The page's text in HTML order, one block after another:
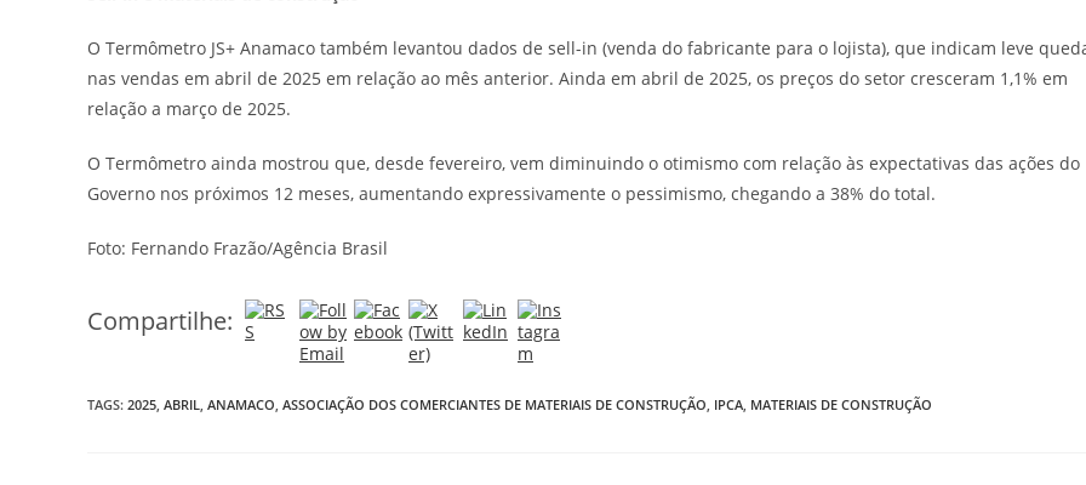
O Termômetro JS+ Anamaco também levantou dados de sell-in (venda do fabricante para o lojista), que indicam leve
nas vendas em abril de 2025 em relação ao mês anterior. Ainda em abril de 2025, os preços do setor cresceram 1,1% em
relação a março de 2025.
O Termômetro ainda mostrou que, desde fevereiro, vem diminuindo o otimismo com relação às expectativas das ações do
Governo nos próximos 12 meses, aumentando expressivamente o pessimismo, chegando a 38% do total.
Foto: Fernando Frazão/Agência Brasil
Compartilhe:
TAGS: 2025, ABRIL, ANAMACO, ASSOCIAÇÃO DOS COMERCIANTES DE MATERIAIS DE CONSTRUÇÃO, IPCA, MATERIAIS DE CONSTRUÇÃO